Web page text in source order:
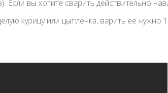
Если вы хотите сварить действительно
курицу или цыплёнка, варить её нужно